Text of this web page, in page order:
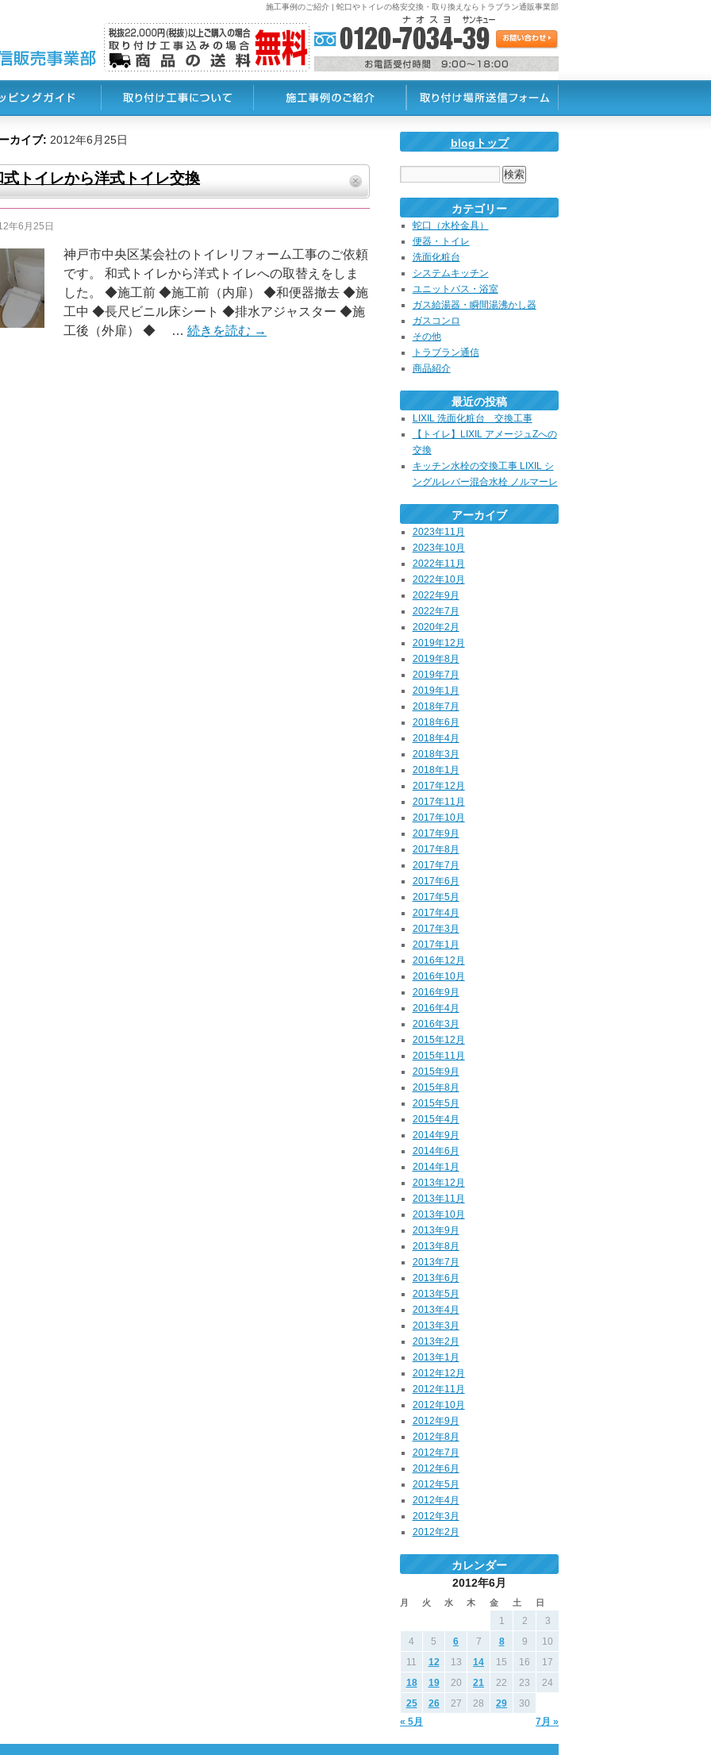
施工事例のご紹介 | 蛇口やトイレの格安交換・取り換えならトラブラン通販事業部
カイブ: 2012年6月25日
式トイレから洋式トイレ交換
年6月25日
神戸市中央区某会社のトイレリフォーム工事のご依頼
です。 和式トイレから洋式トイレへの取替えをしま
した。 ◆施工前 ◆施工前（内扉） ◆和便器撤去 ◆施
工中 ◆長尺ビニル床シート ◆排水アジャスター ◆施
工後（外扉） ◆ … 続きを読む →
blogトップ
カテゴリー
蛇口（水栓金具）
便器・トイレ
洗面化粧台
システムキッチン
ユニットバス・浴室
ガス給湯器・瞬間湯沸かし器
ガスコンロ
その他
トラブラン通信
商品紹介
最近の投稿
LIXIL 洗面化粧台 交換工事
【トイレ】LIXIL アメージュZへの
交換
キッチン水栓の交換工事 LIXIL シ
ングルレバー混合水栓 ノルマーレ
アーカイブ
2023年11月
2023年10月
2022年11月
2022年10月
2022年9月
2022年7月
2020年2月
2019年12月
2019年8月
2019年7月
2019年1月
2018年7月
2018年6月
2018年4月
2018年3月
2018年1月
2017年12月
2017年11月
2017年10月
2017年9月
2017年8月
2017年7月
2017年6月
2017年5月
2017年4月
2017年3月
2017年1月
2016年12月
2016年10月
2016年9月
2016年4月
2016年3月
2015年12月
2015年11月
2015年9月
2015年8月
2015年5月
2015年4月
2014年9月
2014年6月
2014年1月
2013年12月
2013年11月
2013年10月
2013年9月
2013年8月
2013年7月
2013年6月
2013年5月
2013年4月
2013年3月
2013年2月
2013年1月
2012年12月
2012年11月
2012年10月
2012年9月
2012年8月
2012年7月
2012年6月
2012年5月
2012年4月
2012年3月
2012年2月
カレンダー
2012年6月
月 火 水 木 金 土 日
« 5月 7月 »
1 2
3
4
5 6 7 8 9
10
11
12 13 14 15 16
17
18
19 20 21 22 23
24
25
26 27 28 29 30